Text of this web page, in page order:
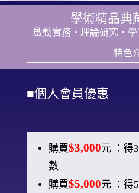
學術精品典
啟動實務‧理論研究‧學
特色
■個人會員優惠
購買$3,000元 ：得
數
購買$5,000元 ：得